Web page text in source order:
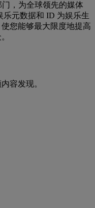
，为全球领先的媒体
乐元数据和 ID 为娱乐生
您能够最大限度地提高
容发现。